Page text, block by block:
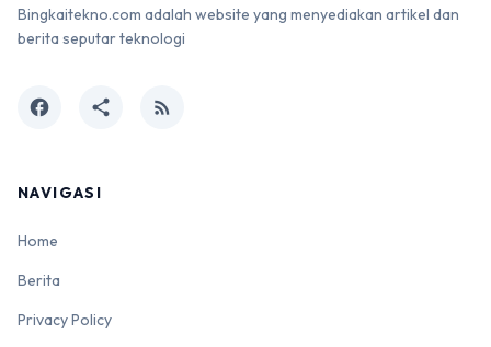
Bingkaitekno.com adalah website yang menyediakan artikel dan
berita seputar teknologi
facebook share rss_feed
NAVIGASI
Home
Berita
Privacy Policy